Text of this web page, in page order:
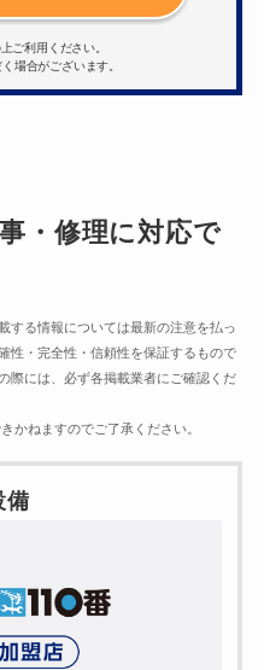
ご利用ください。
場合がございます。
・修理に対応で
する情報については最新の注意を払っ
性・完全性・信頼性を保証するもので
際には、必ず各掲載業者にご確認くだ
かねますのでご了承ください。
備